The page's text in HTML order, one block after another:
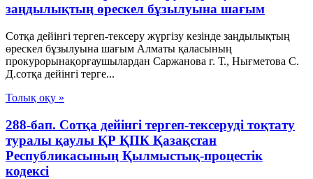
заңдылықтың өрескел бұзылуына шағым
Сотқа дейінгі тергеп-тексеру жүргізу кезінде заңдылықтың
өрескел бұзылуына шағым Алматы қаласының
прокурорынақорғаушылардан Саржанова г. Т., Нығметова С.
Д.сотқа дейінгі терге...
Толық оқу »
288-бап. Сотқа дейінгі тергеп-тексеруді тоқтату
туралы қаулы ҚР ҚПК Қазақстан
Республикасының Қылмыстық-процестік
кодексi